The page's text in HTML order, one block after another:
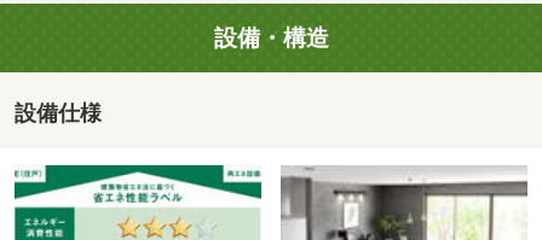
ご都合の合う時間を選んで是非ご予約ください♪
＜注文住宅を32年手掛けてきたフレスコ＞が作る
―全棟オリジナル設計のため色や間取り、デザイン等自由
設備・構造
設備仕様